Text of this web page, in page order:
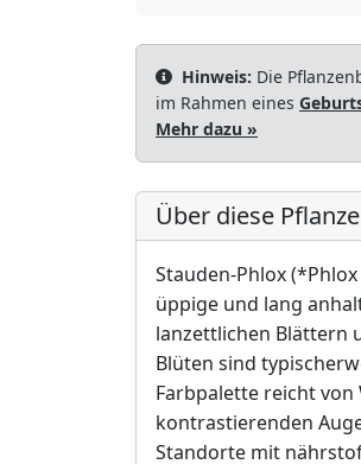
Hinweis: Die
im Rahmen eines
Mehr dazu »
Über diese Pflanze
Stauden-Phlox
üppige und lang
lanzettlichen Blättern
Blüten sind
Farbpalette reicht von
kontrastierenden
Standorte mit